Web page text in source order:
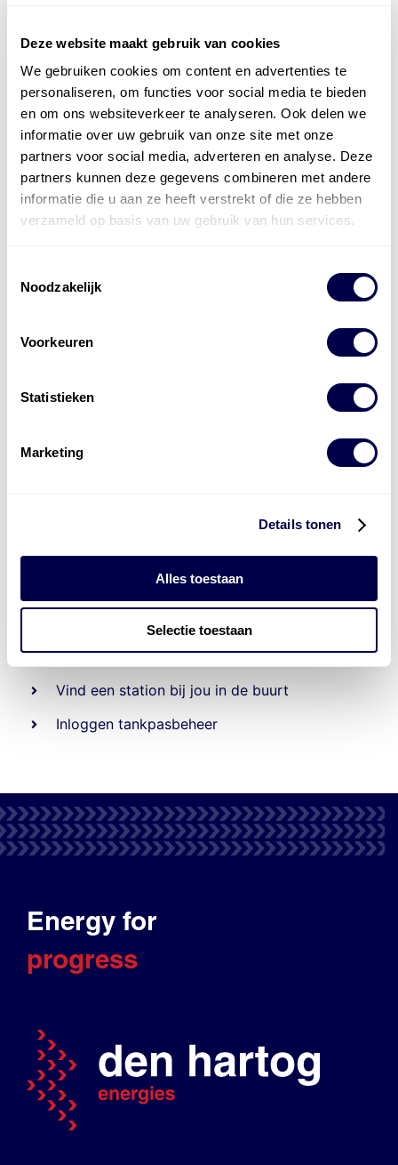
Deze website maakt gebruik van cookies
We gebruiken cookies om content en advertenties te
personaliseren, om functies voor social media te bieden
en om ons websiteverkeer te analyseren. Ook delen we
informatie over uw gebruik van onze site met onze
partners voor social media, adverteren en analyse. Deze
partners kunnen deze gegevens combineren met andere
informatie die u aan ze heeft verstrekt of die ze hebben
verzameld op basis van uw gebruik van hun services.
Noodzakelijk
Voorkeuren
Statistieken
Marketing
Details tonen
Alles toestaan
Selectie toestaan
Officieel distributeur met Mobil Smeermiddelen
voor alle sectoren
Welke olie heb ik nodig
Alle producten bekijken
ReferentiesKwikfit,Roba ,de Groot
tankstationsen duizenden
laadpassen
Den Hartog tank- en laadpas
Vind een station bij jou in de buurt
Inloggen tankpasbeheer
Energy for
progress